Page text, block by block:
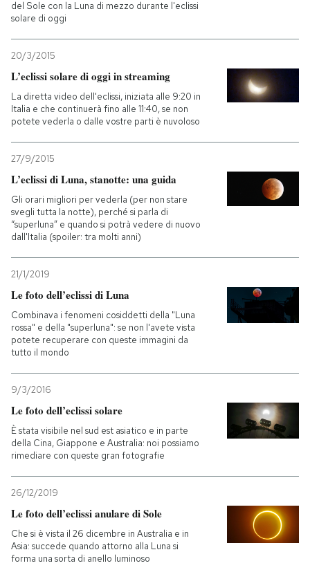
del Sole con la Luna di mezzo durante l'eclissi
solare di oggi
20/3/2015
L’eclissi solare di oggi in streaming
La diretta video dell'eclissi, iniziata alle 9:20 in
Italia e che continuerà fino alle 11:40, se non
potete vederla o dalle vostre parti è nuvoloso
27/9/2015
L’eclissi di Luna, stanotte: una guida
Gli orari migliori per vederla (per non stare
svegli tutta la notte), perché si parla di
“superluna” e quando si potrà vedere di nuovo
dall'Italia (spoiler: tra molti anni)
21/1/2019
Le foto dell’eclissi di Luna
Combinava i fenomeni cosiddetti della "Luna
rossa" e della "superluna": se non l'avete vista
potete recuperare con queste immagini da
tutto il mondo
9/3/2016
Le foto dell’eclissi solare
È stata visibile nel sud est asiatico e in parte
della Cina, Giappone e Australia: noi possiamo
rimediare con queste gran fotografie
26/12/2019
Le foto dell’eclissi anulare di Sole
Che si è vista il 26 dicembre in Australia e in
Asia: succede quando attorno alla Luna si
forma una sorta di anello luminoso